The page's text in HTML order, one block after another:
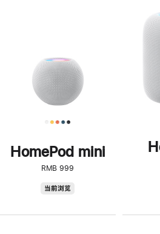
HomePod mini
RMB 999
当前浏览